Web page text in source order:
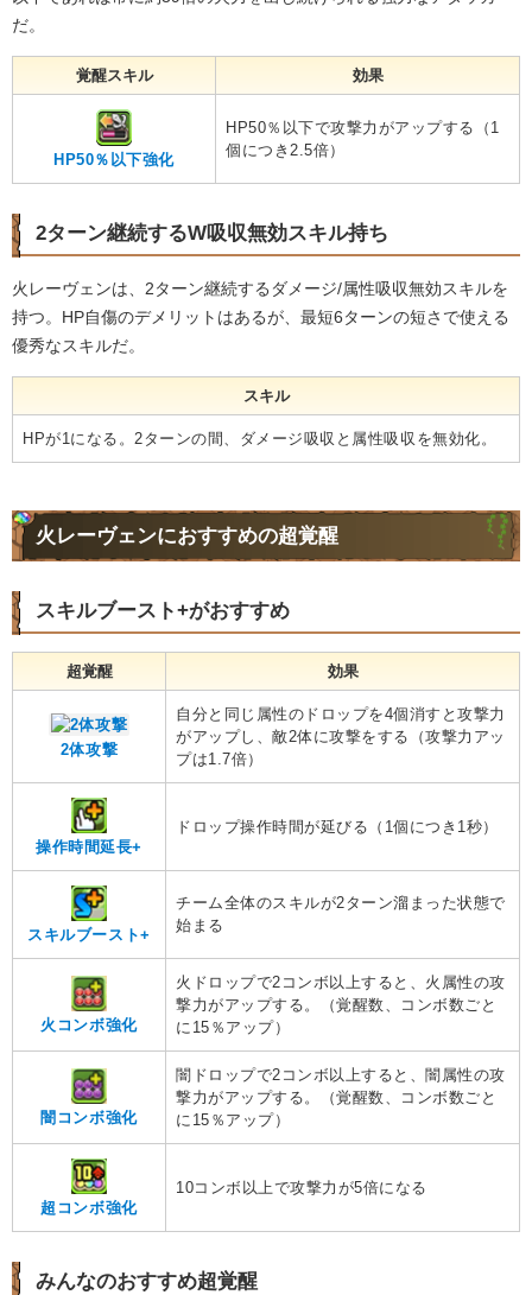
だ。
覚醒スキル 効果
HP50％以下強化
HP50％以下で攻撃力がアップする（1
個につき2.5倍）
2ターン継続するW吸収無効スキル持ち
火レーヴェンは、2ターン継続するダメージ/属性吸収無効スキルを
持つ。HP自傷のデメリットはあるが、最短6ターンの短さで使える
優秀なスキルだ。
スキル
HPが1になる。2ターンの間、ダメージ吸収と属性吸収を無効化。
火レーヴェンにおすすめの超覚醒
スキルブースト+がおすすめ
超覚醒 効果
2体攻撃
自分と同じ属性のドロップを4個消すと攻撃力
がアップし、敵2体に攻撃をする（攻撃力アッ
プは1.7倍）
操作時間延長+
ドロップ操作時間が延びる（1個につき1秒）
スキルブースト+
チーム全体のスキルが2ターン溜まった状態で
始まる
火コンボ強化
火ドロップで2コンボ以上すると、火属性の攻
撃力がアップする。（覚醒数、コンボ数ごと
に15％アップ）
闇コンボ強化
闇ドロップで2コンボ以上すると、闇属性の攻
撃力がアップする。（覚醒数、コンボ数ごと
に15％アップ）
超コンボ強化
10コンボ以上で攻撃力が5倍になる
みんなのおすすめ超覚醒